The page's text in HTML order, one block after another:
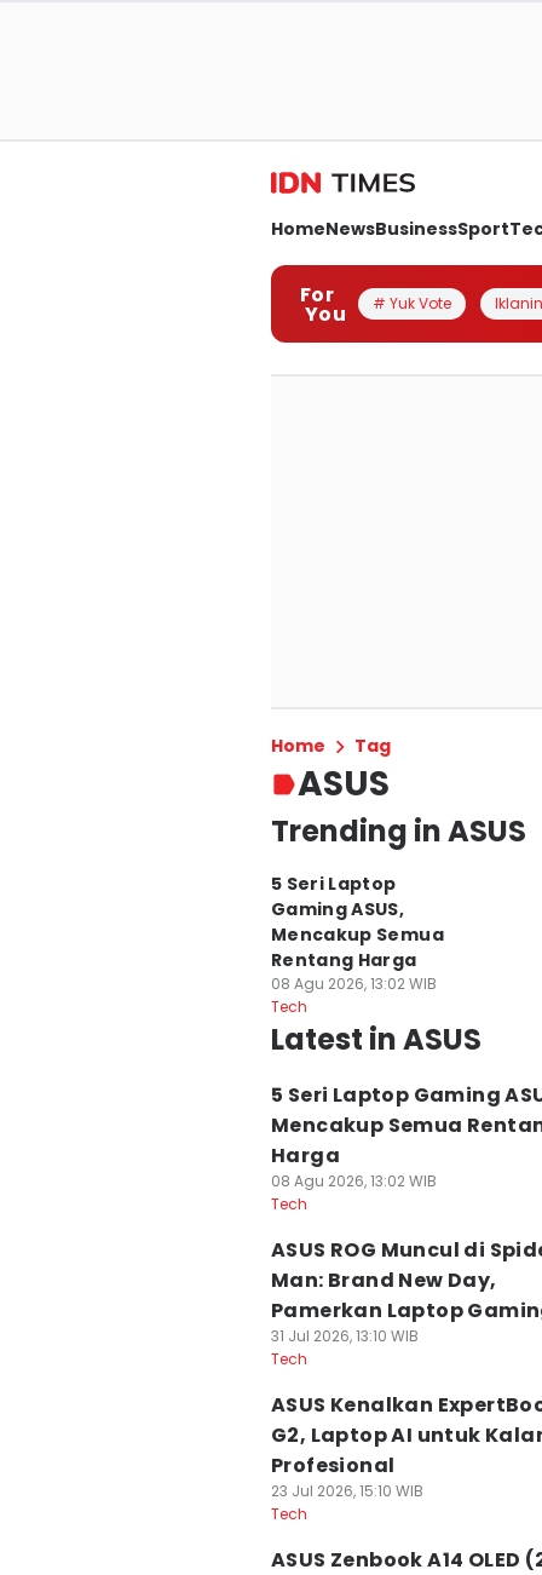
HomeNewsBusinessSport
For
You # Yuk Vote
Home Tag
ASUS
Trending in ASUS
5 Seri Laptop
Gaming ASUS,
Mencakup Semua
Rentang Harga
08 Agu 2026, 13:02 WIB
Tech
Latest in ASUS
5 Seri Laptop Gaming
Mencakup Semua
Harga
08 Agu 2026, 13:02 WIB
Tech
ASUS ROG Muncul di
Man: Brand New Day,
Pamerkan Laptop
31 Jul 2026, 13:10 WIB
Tech
ASUS Kenalkan
G2, Laptop AI untuk
Profesional
23 Jul 2026, 15:10 WIB
Tech
ASUS Zenbook A14 OLED